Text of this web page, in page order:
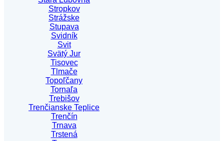
Stropkov
Strážske
Stupava
Svidník
Svit
Svätý Jur
Tisovec
Tlmače
Topoľčany
Tornaľa
Trebišov
Trenčianske Teplice
Trenčín
Trnava
Trstená